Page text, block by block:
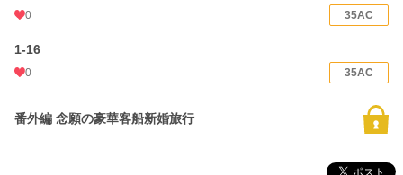
0 35AC
1-16
0 35AC
番外編 念願の豪華客船新婚旅行